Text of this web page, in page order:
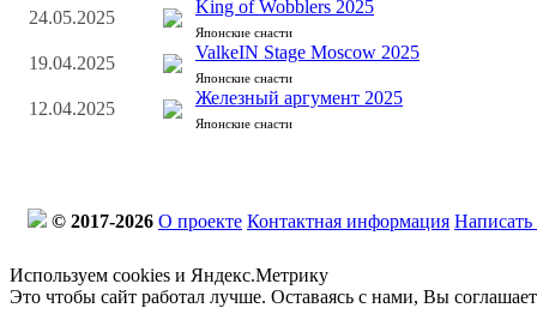
24.05.2025
King of Wobblers 2025
Японские снасти
19.04.2025
ValkeIN Stage Moscow 2025
Японские снасти
12.04.2025
Железный аргумент 2025
Японские снасти
© 2017-2026 О проекте Контактная информация
Используем cookies и Яндекс.Метрику
Это чтобы сайт работал лучше. Оставаясь с нами, Вы